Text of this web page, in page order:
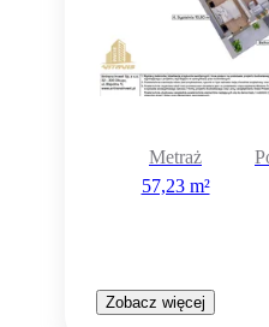
Metraż
57,23 m²
Zobacz więcej